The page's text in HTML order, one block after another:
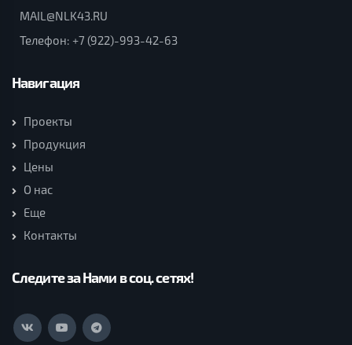
MAIL@NLK43.RU
Телефон: +7 (922)-993-42-63
Навигация
Проекты
Продукция
Цены
О нас
Еще
Контакты
Следите за Нами в соц. сетях!